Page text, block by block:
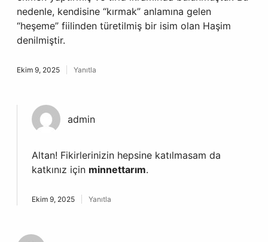
nedenle, kendisine “kırmak” anlamına gelen
“heşeme” fiilinden türetilmiş bir isim olan Haşim
denilmiştir.
Ekim 9, 2025 Yanıtla
admin
Altan! Fikirlerinizin hepsine katılmasam da
katkınız için minnettarım.
Ekim 9, 2025 Yanıtla